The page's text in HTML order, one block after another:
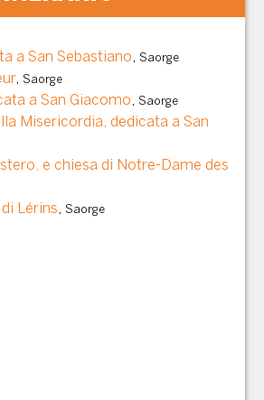
a San Sebastiano, Saorge
, Saorge
a San Giacomo, Saorge
Misericordia, dedicata a San
e chiesa di Notre-Dame des
Lérins, Saorge